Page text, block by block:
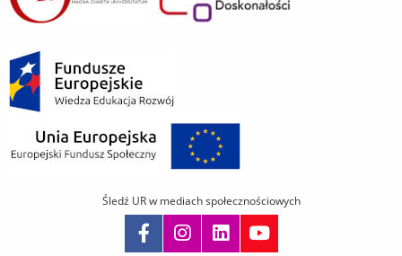
Śledź UR w mediach społecznościowych